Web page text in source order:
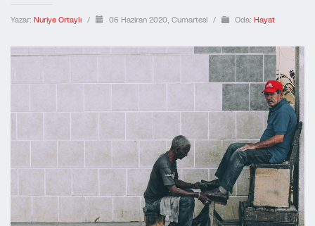
Yazar: Nuriye Ortaylı / 06 Haziran 2020, Cumartesi / Oda: Hayat